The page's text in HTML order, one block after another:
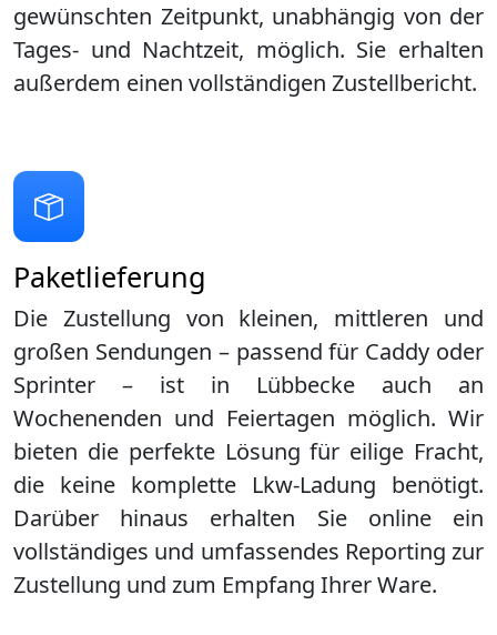
Paketlieferung
Die Zustellung von kleinen, mittleren und
großen Sendungen – passend für Caddy oder
Sprinter – ist in Lübbecke auch an
Wochenenden und Feiertagen möglich. Wir
bieten die perfekte Lösung für eilige Fracht,
die keine komplette Lkw-Ladung benötigt.
Darüber hinaus erhalten Sie online ein
vollständiges und umfassendes Reporting zur
Zustellung und zum Empfang Ihrer Ware.
gewünschten Zeitpunkt, unabhängig von der
Tages- und Nachtzeit, möglich. Sie erhalten
außerdem einen vollständigen Zustellbericht.